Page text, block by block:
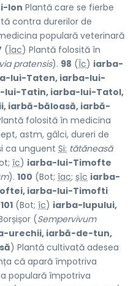
Ion Plantă care se fierbe
contra durerilor de
populară veterinară
(Îac) Plantă folosită în
pratensis). 98 (Îc) iarba-
lui-Taten, iarba-lui-
lui-Tatin, iarba-lui-Tatol,
iarbă-băloasă, iarbă-
folosită în medicina
astm, gâlci, dureri de
ca unguent Si: tătăneasă
îc) iarba-lui-Timofte
). 100 (Bot; îac; șîc iarba-
iarba-lui-Timofti
101 (Bot; îc) iarba-lupului,
(Sempervivum
urechii, iarbă-de-tun,
) Plantă cultivată adesea
că apară împotriva
populară împotriva